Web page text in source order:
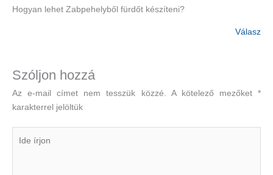
Hogyan lehet Zabpehelyből fürdőt készíteni?
Válasz
Szóljon hozzá
Az e-mail címet nem tesszük közzé. A kötelező mezőket*
karakterrel jelöltük